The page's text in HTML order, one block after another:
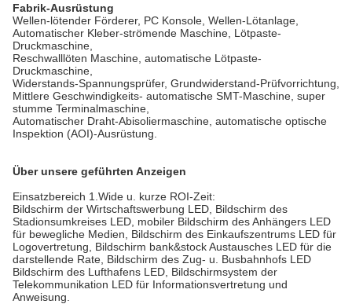
Fabrik-Ausrüstung
Wellen-lötender Förderer, PC Konsole, Wellen-Lötanlage,
Automatischer Kleber-strömende Maschine, Lötpaste-
Druckmaschine,
Reschwalllöten Maschine, automatische Lötpaste-
Druckmaschine,
Widerstands-Spannungsprüfer, Grundwiderstand-Prüfvorrichtung,
Mittlere Geschwindigkeits- automatische SMT-Maschine, super
stumme Terminalmaschine,
Automatischer Draht-Abisoliermaschine, automatische optische
Inspektion (AOI)-Ausrüstung.
Über unsere geführten Anzeigen
Einsatzbereich 1.Wide u. kurze ROI-Zeit:
Bildschirm der Wirtschaftswerbung LED, Bildschirm des
Stadionsumkreises LED, mobiler Bildschirm des Anhängers LED
für bewegliche Medien, Bildschirm des Einkaufszentrums LED für
Logovertretung, Bildschirm bank&stock Austausches LED für die
darstellende Rate, Bildschirm des Zug- u. Busbahnhofs LED
Bildschirm des Lufthafens LED, Bildschirmsystem der
Telekommunikation LED für Informationsvertretung und
Anweisung.